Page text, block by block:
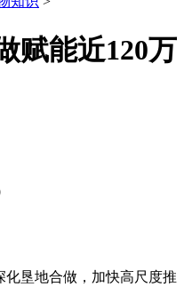
赋能近120万
垦地合做，加快高尺度推